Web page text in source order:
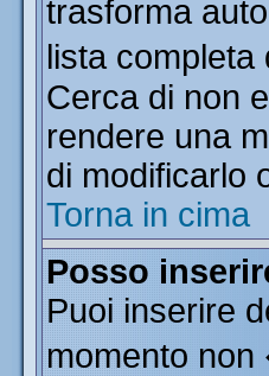
trasforma
lista
Cerca di non
rendere una
di modificarlo
Torna in cima
Posso
Puoi inserire
momento